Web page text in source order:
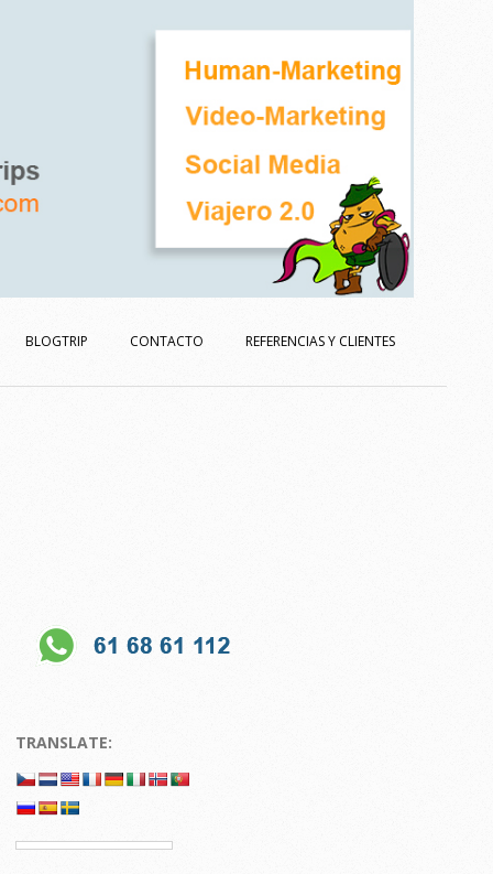
BLOGTRIP CONTACTO REFERENCIAS Y CLIENTES
TRANSLATE: